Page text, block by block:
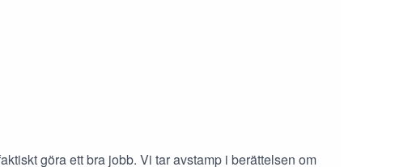
göra ett bra jobb. Vi tar avstamp i berättelsen om